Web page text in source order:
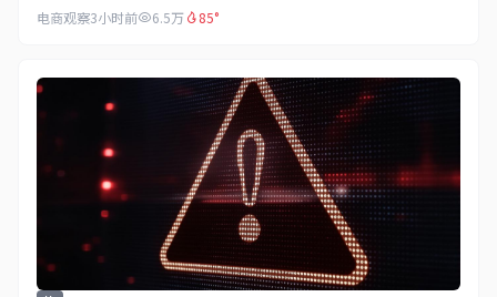
电商观察3小时前 6.5万 85°